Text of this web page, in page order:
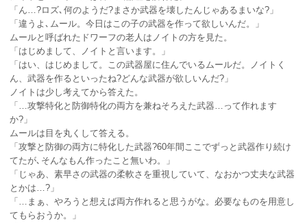
「ん…?ロズ､何のようだ?まさか武器を壊したんじゃあるまいな?」
「違うよ､ムール。今日はこの子の武器を作って欲しいんだ。」
ムールと呼ばれたドワーフの老人はノイトの方を見た。
「はじめまして、ノイトと言います。」
「はい、はじめまして。この武器屋に住んでいるムールだ。ノイトく
ん、武器を作るといったね?どんな武器が欲しいんだ?」
ノイトは少し考えてから答えた。
「…攻撃特化と防御特化の両方を兼ねそろえた武器…って作れます
か?」
ムールは目を丸くして答える。
「攻撃と防御の両方に特化した武器?60年間ここでずっと武器作り続け
てたが､そんなもん作ったこと無いわ。」
「じゃあ、素早さの武器の柔軟さを重視していて、なおかつ丈夫な武器
とかは…?」
「…まぁ、やろうと想えば両方作れると思うがな。必要なものを用意し
てもらおうか。」